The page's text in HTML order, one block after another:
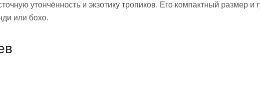
утончённость и экзотику тропиков. Его компактный размер и
или бохо.